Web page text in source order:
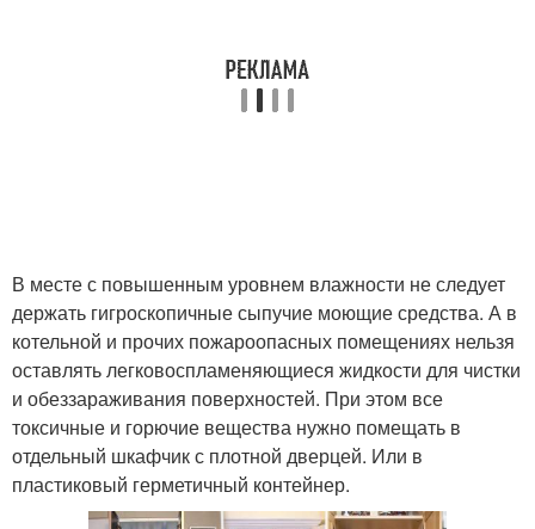
В месте с повышенным уровнем влажности не следует
держать гигроскопичные сыпучие моющие средства. А в
котельной и прочих пожароопасных помещениях нельзя
оставлять легковоспламеняющиеся жидкости для чистки
и обеззараживания поверхностей. При этом все
токсичные и горючие вещества нужно помещать в
отдельный шкафчик с плотной дверцей. Или в
пластиковый герметичный контейнер.